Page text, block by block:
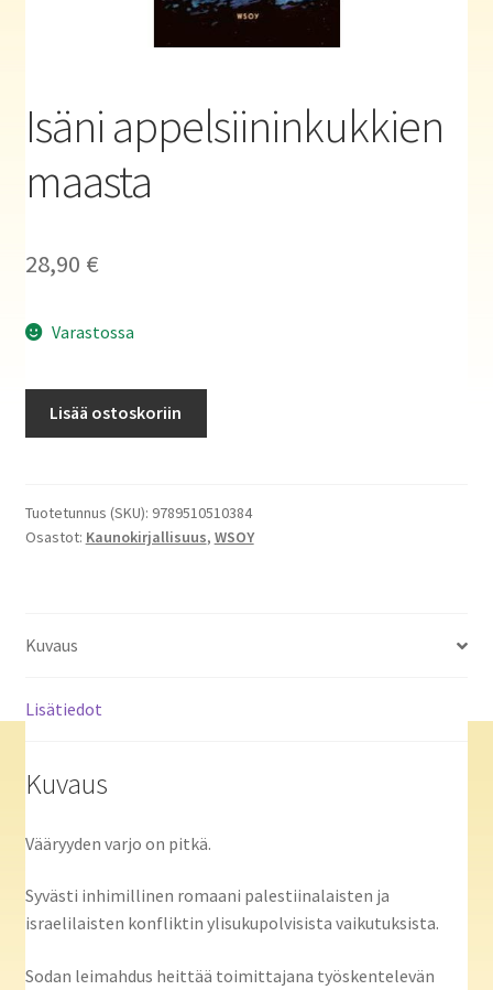
Isäni appelsiininkukkien
maasta
28,90 €
Varastossa
Lisää ostoskoriin
Tuotetunnus (SKU): 9789510510384
Osastot: Kaunokirjallisuus, WSOY
Kuvaus
Lisätiedot
Kuvaus
Vääryyden varjo on pitkä.
Syvästi inhimillinen romaani palestiinalaisten ja
israelilaisten konfliktin ylisukupolvisista vaikutuksista.
Sodan leimahdus heittää toimittajana työskentelevän